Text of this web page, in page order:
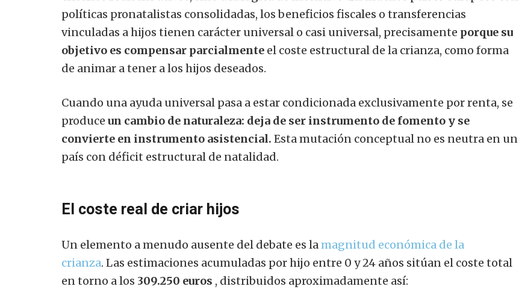
políticas pronatalistas consolidadas, los beneficios fiscales o transferencias
vinculadas a hijos tienen carácter universal o casi universal, precisamente porque su
objetivo es compensar parcialmente el coste estructural de la crianza, como forma
de animar a tener a los hijos deseados.
Cuando una ayuda universal pasa a estar condicionada exclusivamente por renta, se
produce un cambio de naturaleza: deja de ser instrumento de fomento y se
convierte en instrumento asistencial. Esta mutación conceptual no es neutra en un
país con déficit estructural de natalidad.
El coste real de criar hijos
Un elemento a menudo ausente del debate es lamagnitud económica de la
crianza. Las estimaciones acumuladas por hijo entre 0 y 24 años sitúan el coste total
en torno a los 309.250 euros , distribuidos aproximadamente así: